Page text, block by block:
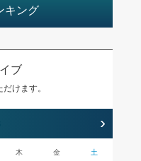
キング
ブ
けます。
›
木 金 土